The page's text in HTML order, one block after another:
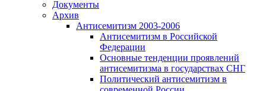
Документы
Архив
Антисемитизм 2003-2006
Антисемитизм в Российской
Федерации
Основные тенденции проявлений
антисемитизма в государствах СНГ
Политический антисемитизм в